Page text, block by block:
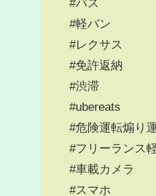
#バス
#軽バン
#レクサス
#免許返納
#渋滞
#ubereats
#危険運転煽り
#フリーランス
#車載カメラ
#スマホ